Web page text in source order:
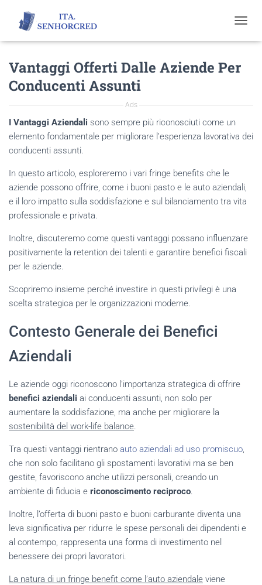
O
A
G
O
Vantaggi Offerti Dalle Aziende Per
Conducenti Assunti
Ads
I Vantaggi Aziendali sono sempre più riconosciuti come un
elemento fondamentale per migliorare l’esperienza lavorativa dei
conducenti assunti.
In questo articolo, esploreremo i vari fringe benefits che le
aziende possono offrire, come i buoni pasto e le auto aziendali,
e il loro impatto sulla soddisfazione e sul bilanciamento tra vita
professionale e privata.
Inoltre, discuteremo come questi vantaggi possano influenzare
positivamente la retention dei talenti e garantire benefici fiscali
per le aziende.
Scopriremo insieme perché investire in questi privilegi è una
scelta strategica per le organizzazioni moderne.
Contesto Generale dei Benefici
Aziendali
Le aziende oggi riconoscono l’importanza strategica di offrire
benefici aziendali ai conducenti assunti, non solo per
aumentare la soddisfazione, ma anche per migliorare la
sostenibilità del work-life balance.
Tra questi vantaggi rientrano auto aziendali ad uso promiscuo,
che non solo facilitano gli spostamenti lavorativi ma se ben
gestite, favoriscono anche utilizzi personali, creando un
ambiente di fiducia e riconoscimento reciproco.
Inoltre, l’offerta di buoni pasto e buoni carburante diventa una
leva significativa per ridurre le spese personali dei dipendenti e
al contempo, rappresenta una forma di investimento nel
benessere dei propri lavoratori.
La natura di un fringe benefit come l’auto aziendale viene